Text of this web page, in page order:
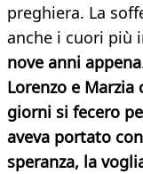
preghiera. La
anche i cuori più
nove anni appena
Lorenzo e
giorni si fecero
aveva portato
speranza, la